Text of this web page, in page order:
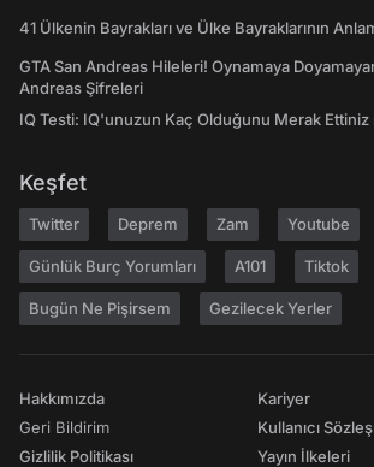
41 Ülkenin Bayrakları ve Ülke Bayraklarının
GTA San Andreas Hileleri! Oynamaya
Andreas Şifreleri
IQ Testi: IQ'unuzun Kaç Olduğunu Merak Ettiniz
Keşfet
Twitter Deprem Zam Youtube
Günlük Burç Yorumları A101 Tiktok
Bugün Ne Pişirsem Gezilecek Yerler
Hakkımızda
Geri Bildirim
Gizlilik Politikası
Kariyer
Kullanıcı
Yayın İlkeleri